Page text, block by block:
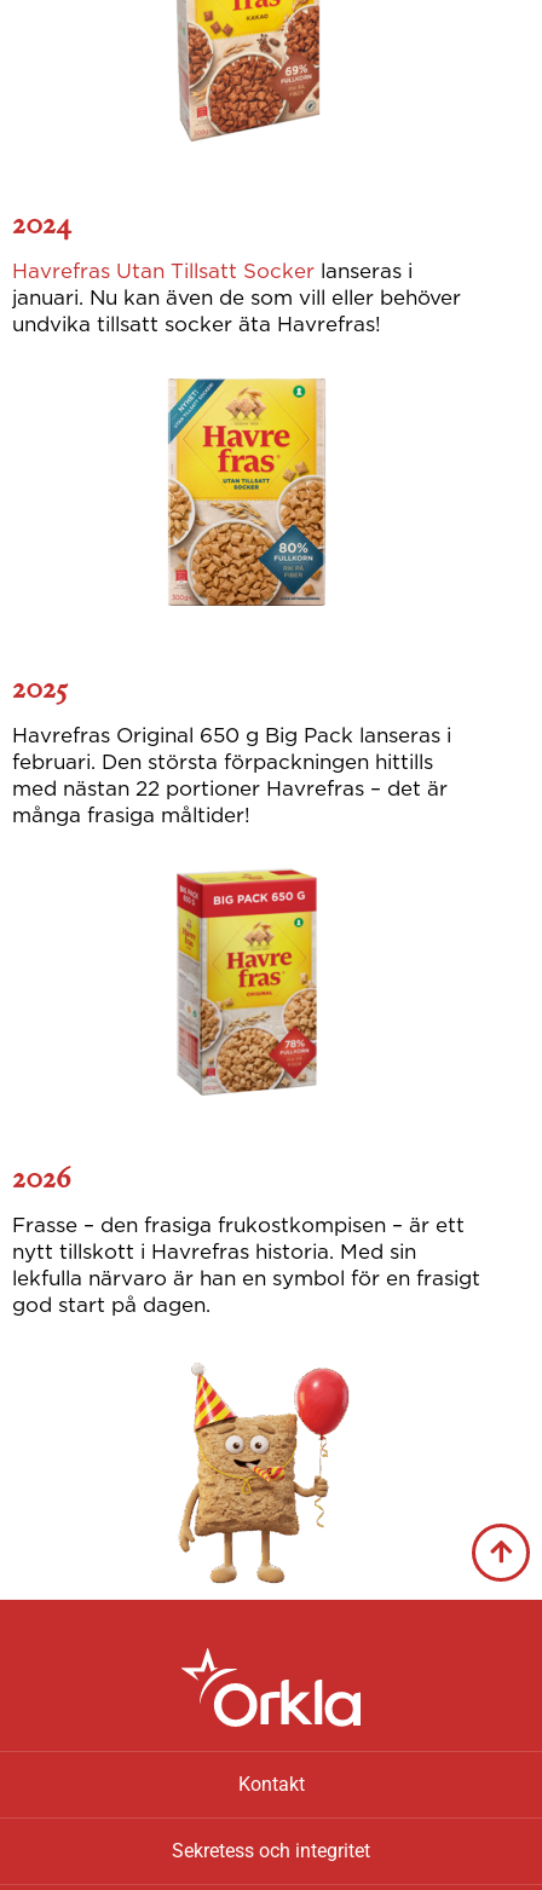
2024
Havrefras Utan Tillsatt Socker lanseras i
januari. Nu kan även de som vill eller behöver
undvika tillsatt socker äta Havrefras!
2025
Havrefras Original 650 g Big Pack lanseras i
februari. Den största förpackningen hittills
med nästan 22 portioner Havrefras – det är
många frasiga måltider!
2026
Frasse – den frasiga frukostkompisen – är ett
nytt tillskott i Havrefras historia. Med sin
lekfulla närvaro är han en symbol för en frasigt
god start på dagen.
Kontakt
Sekretess och integritet